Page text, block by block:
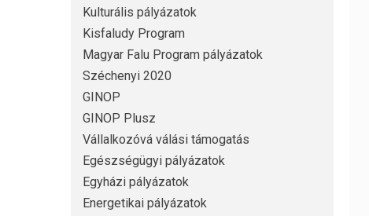
Kulturális pályázatok
Kisfaludy Program
Magyar Falu Program pályázatok
Széchenyi 2020
GINOP
GINOP Plusz
Vállalkozóvá válási támogatás
Egészségügyi pályázatok
Egyházi pályázatok
Energetikai pályázatok